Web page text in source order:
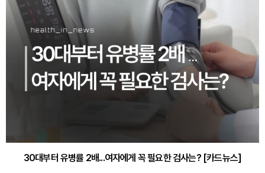
30대부터 유병률 2배...여자에게 꼭 필요한 검사는? [카드뉴스]